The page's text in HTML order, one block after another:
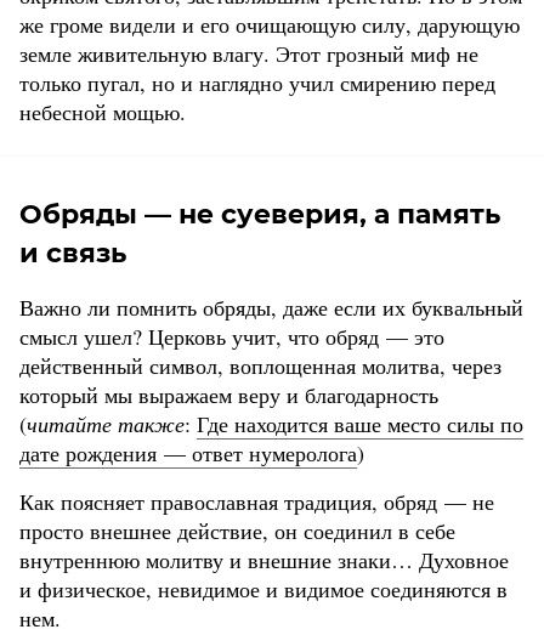
же громе видели и его очищающую силу, дарующую
земле живительную влагу. Этот грозный миф не
только пугал, но и наглядно учил смирению перед
небесной мощью.
Обряды — не суеверия, а память
и связь
Важно ли помнить обряды, даже если их буквальный
смысл ушел? Церковь учит, что обряд — это
действенный символ, воплощенная молитва, через
который мы выражаем веру и благодарность
(читайте также: Где находится ваше место силы по
дате рождения — ответ нумеролога)
Как поясняет православная традиция, обряд — не
просто внешнее действие, он соединил в себе
внутреннюю молитву и внешние знаки… Духовное
и физическое, невидимое и видимое соединяются в
нем.